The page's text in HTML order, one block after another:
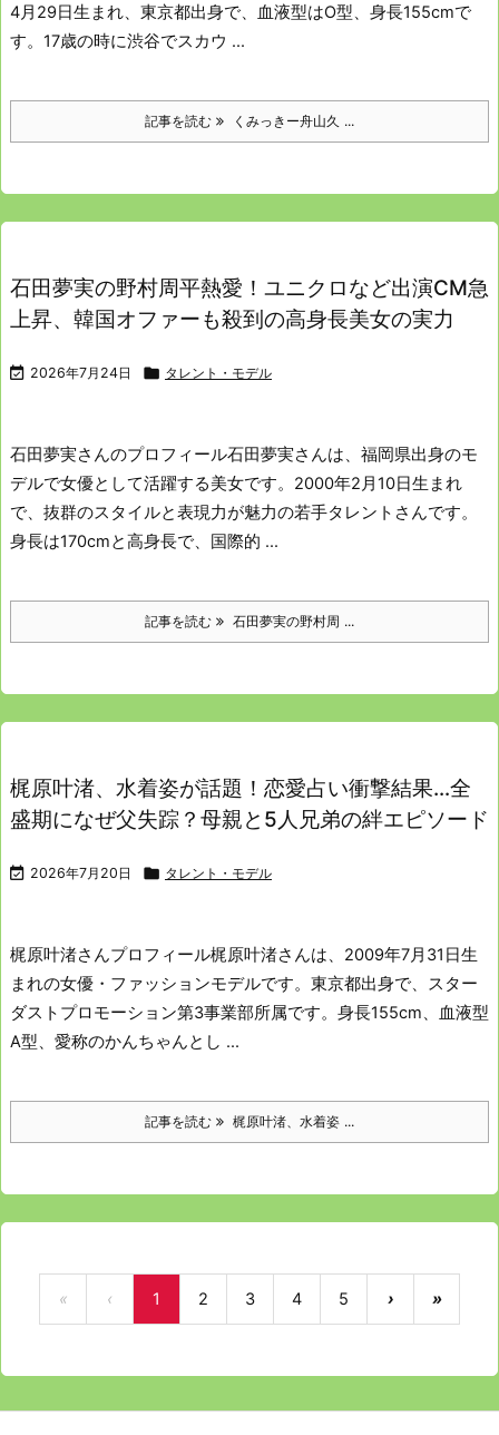
4月29日生まれ、東京都出身で、血液型はO型、身長155cmで
す。 17歳の時に渋谷でスカウ ...
記事を読む くみっきー舟山久 ...
石田夢実の野村周平熱愛！ユニクロなど出演CM急
上昇、韓国オファーも殺到の高身長美女の実力
 2026年7月24日  タレント・モデル
石田夢実さんのプロフィール石田夢実さんは、福岡県出身のモ
デルで女優として活躍する美女です。 2000年2月10日生まれ
で、抜群のスタイルと表現力が魅力の若手タレントさんです。
身長は170cmと高身長で、国際的 ...
記事を読む 石田夢実の野村周 ...
梶原叶渚、水着姿が話題！恋愛占い衝撃結果…全
盛期になぜ父失踪？母親と5人兄弟の絆エピソード
 2026年7月20日  タレント・モデル
梶原叶渚さんプロフィール梶原叶渚さんは、2009年7月31日生
まれの女優・ファッションモデルです。 東京都出身で、スター
ダストプロモーション第3事業部所属です。 身長155cm、血液型
A型、愛称のかんちゃんとし ...
記事を読む 梶原叶渚、水着姿 ...
« ‹ 1 2 3 4 5 › »